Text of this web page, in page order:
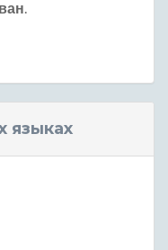
.
языках